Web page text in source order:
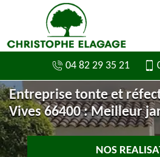
04 82 29 35 21
Entreprise tonte et
Vives 66400 : Meilleur
NOS